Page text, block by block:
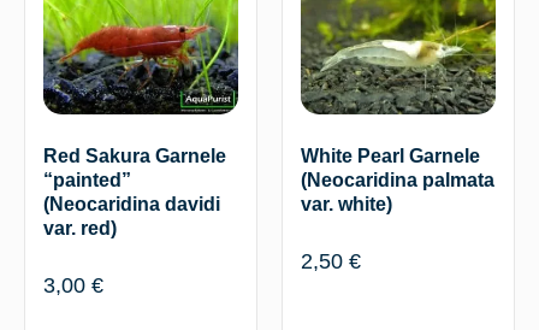
Red Sakura Garnele
“painted”
(Neocaridina davidi
var. red)
3,00 €
White Pearl Garnele
(Neocaridina palmata
var. white)
2,50 €